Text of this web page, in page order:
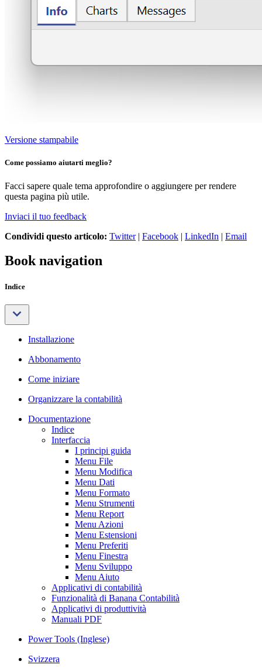
Versione stampabile
Come possiamo aiutarti meglio?
Facci sapere quale tema approfondire o aggiungere per rendere
questa pagina più utile.
Inviaci il tuo feedback
Condividi questo articolo: Twitter| Facebook | LinkedIn | Email
Book navigation
Indice
Installazione
Abbonamento
Come iniziare
Organizzare la contabilità
Documentazione
Indice
Interfaccia
I principi guida
Menu File
Menu Modifica
Menu Dati
Menu Formato
Menu Strumenti
Menu Report
Menu Azioni
Menu Estensioni
Menu Preferiti
Menu Finestra
Menu Sviluppo
Menu Aiuto
Applicativi di contabilità
Funzionalità di Banana Contabilità
Applicativi di produttività
Manuali PDF
Power Tools (Inglese)
Svizzera